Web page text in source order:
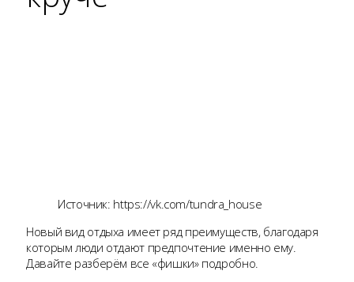
Источник: https://vk.com/tundra_house
Новый вид отдыха имеет ряд преимуществ, благодаря
которым люди отдают предпочтение именно ему.
Давайте разберём все «фишки» подробно.